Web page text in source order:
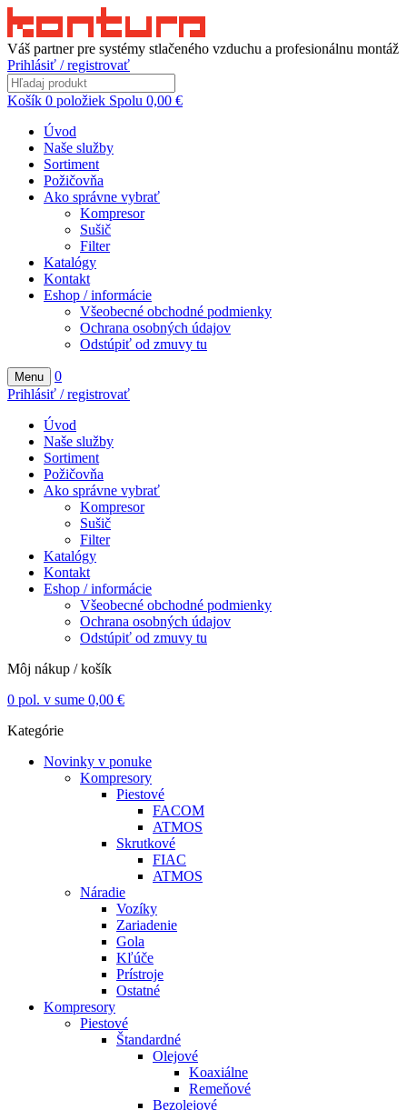
Váš partner pre systémy stlačeného vzduchu a profesionálnu montáž
Prihlásiť / registrovať
Košík 0 položiek Spolu 0,00 €
Úvod
Naše služby
Sortiment
Požičovňa
Ako správne vybrať
Kompresor
Sušič
Filter
Katalógy
Kontakt
Eshop / informácie
Všeobecné obchodné podmienky
Ochrana osobných údajov
Odstúpiť od zmuvy tu
Menu
0
Prihlásiť / registrovať
Úvod
Naše služby
Sortiment
Požičovňa
Ako správne vybrať
Kompresor
Sušič
Filter
Katalógy
Kontakt
Eshop / informácie
Všeobecné obchodné podmienky
Ochrana osobných údajov
Odstúpiť od zmuvy tu
Môj nákup / košík
0 pol. v sume 0,00 €
Kategórie
Novinky v ponuke
Kompresory
Piestové
FACOM
ATMOS
Skrutkové
FIAC
ATMOS
Náradie
Vozíky
Zariadenie
Gola
Kľúče
Prístroje
Ostatné
Kompresory
Piestové
Štandardné
Olejové
Koaxiálne
Remeňové
Bezolejové